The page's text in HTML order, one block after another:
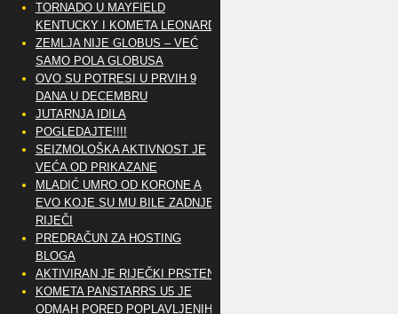
TORNADO U MAYFIELD
KENTUCKY I KOMETA LEONARD
ZEMLJA NIJE GLOBUS – VEĆ
SAMO POLA GLOBUSA
OVO SU POTRESI U PRVIH 9
DANA U DECEMBRU
JUTARNJA IDILA
POGLEDAJTE!!!!
SEIZMOLOŠKA AKTIVNOST JE
VEĆA OD PRIKAZANE
MLADIĆ UMRO OD KORONE A
EVO KOJE SU MU BILE ZADNJE
RIJEČI
PREDRAČUN ZA HOSTING
BLOGA
AKTIVIRAN JE RIJEČKI PRSTEN
KOMETA PANSTARRS U5 JE
ODMAH PORED POPLAVLJENIH